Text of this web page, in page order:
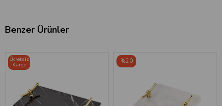
Benzer Ürünler
Ücretsiz
Kargo %20